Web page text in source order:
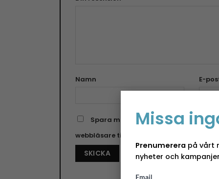
Missa
Prenumerera på vårt
nyheter och
Namn E-
Spara mitt namn, min e-postadress
webbläsare till nästa gång jag skriver en